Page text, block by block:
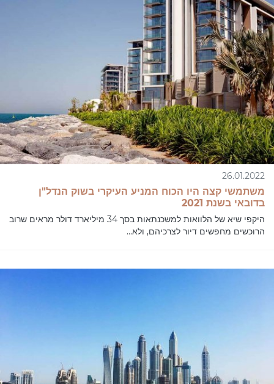
26.01.2022
משתמשי קצה היו הכוח המניע העיקרי בשוק הנדל"ן
בדובאי בשנת 2021
היקפי שיא של הלוואות למשכנתאות בסך 34 מיליארד דולר מראים שרוב
הרוכשים מחפשים דיור לצרכיהם, ולא...